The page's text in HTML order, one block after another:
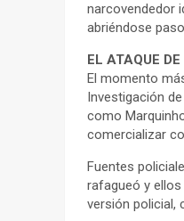
narcovendedor
abriéndose
EL ATAQUE
El momento
Investigación
como
comercializar
Fuentes
rafagueó y
versión policial,